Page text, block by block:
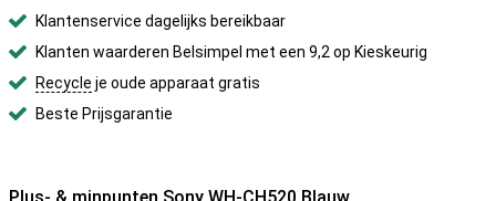
Klantenservice dagelijks bereikbaar
Klanten waarderen Belsimpel met een 9,2 op Kieskeurig
Recycle je oude apparaat gratis
Beste Prijsgarantie